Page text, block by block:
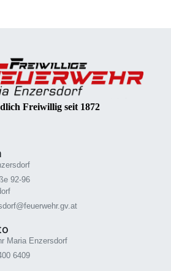
Freiwillig seit 1872
92-96
Maria Enzersdorf
6409